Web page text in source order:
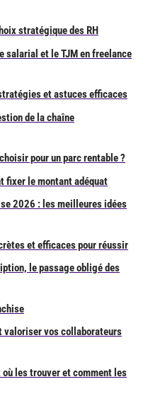
stratégique des RH
salarial et le TJM en freelance
et astuces efficaces
de la chaîne
pour un parc rentable ?
fixer le montant adéquat
2026 : les meilleures idées
et efficaces pour réussir
le passage obligé des
valoriser vos collaborateurs
les trouver et comment les